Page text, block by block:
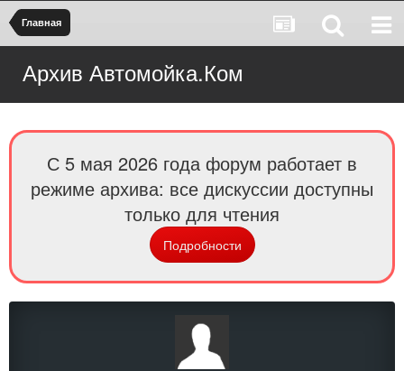
Главная
Архив Автомойка.Ком
С 5 мая 2026 года форум работает в
режиме архива: все дискуссии доступны
только для чтения
Подробности